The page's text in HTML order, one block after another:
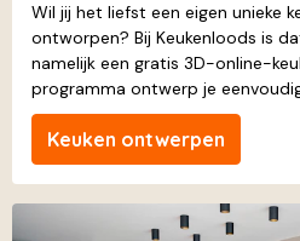
Wil jij het liefst een eigen unieke
ontworpen? Bij Keukenloods is
namelijk een gratis 3D-online-
programma ontwerp je
Keuken ontwerpen